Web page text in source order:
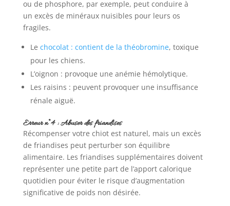
ou de phosphore, par exemple, peut conduire à
un excès de minéraux nuisibles pour leurs os
fragiles.
Le chocolat : contient de la théobromine, toxique
pour les chiens.
L’oignon : provoque une anémie hémolytique.
Les raisins : peuvent provoquer une insuffisance
rénale aiguë.
Erreur n°4 : Abuser des friandises
Récompenser votre chiot est naturel, mais un excès
de friandises peut perturber son équilibre
alimentaire. Les friandises supplémentaires doivent
représenter une petite part de l’apport calorique
quotidien pour éviter le risque d’augmentation
significative de poids non désirée.